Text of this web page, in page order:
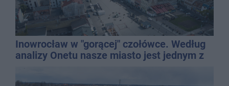
Inowrocław w "gorącej" czołówce. Według
analizy Onetu nasze miasto jest jednym z